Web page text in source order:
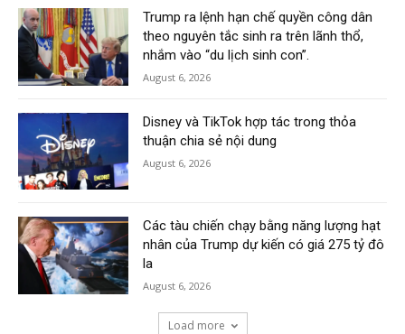
Trump ra lệnh hạn chế quyền công dân
theo nguyên tắc sinh ra trên lãnh thổ,
nhắm vào “du lịch sinh con”.
August 6, 2026
Disney và TikTok hợp tác trong thỏa
thuận chia sẻ nội dung
August 6, 2026
Các tàu chiến chạy bằng năng lượng hạt
nhân của Trump dự kiến có giá 275 tỷ đô
la
August 6, 2026
Load more